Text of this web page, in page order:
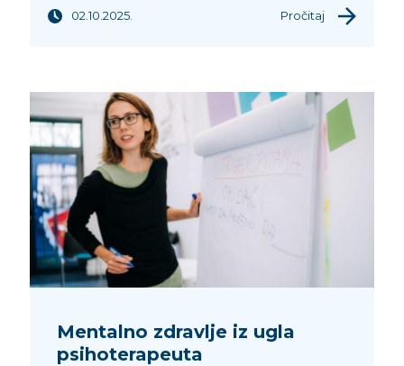
02.10.2025. Pročitaj
Mentalno zdravlje iz ugla
psihoterapeuta